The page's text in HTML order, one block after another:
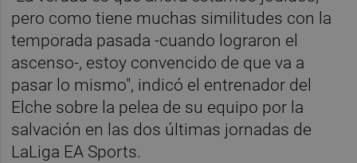
pero como tiene muchas similitudes con la
temporada pasada -cuando lograron el
ascenso-, estoy convencido de que va a
pasar lo mismo", indicó el entrenador del
Elche sobre la pelea de su equipo por la
salvación en las dos últimas jornadas de
LaLiga EA Sports.